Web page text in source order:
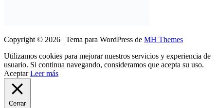
Copyright © 2026 | Tema para WordPress de MH Themes
Utilizamos cookies para mejorar nuestros servicios y experiencia de
usuario. Si continua navegando, consideramos que acepta su uso.
Aceptar Leer más
Cerrar